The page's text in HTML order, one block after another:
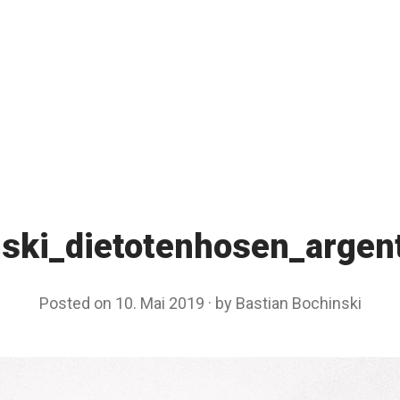
Posted on 10. Mai 2019 by Bastian Bochinski